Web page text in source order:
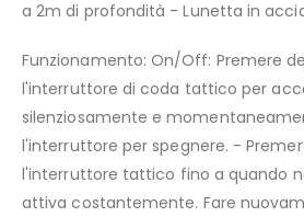
a 2m di profondità - Lunetta in
Funzionamento: On/Off: Premere
l'interruttore di coda tattico per
silenziosamente e
l'interruttore per spegnere. -
l'interruttore tattico fino a quando
attiva costantemente. Fare